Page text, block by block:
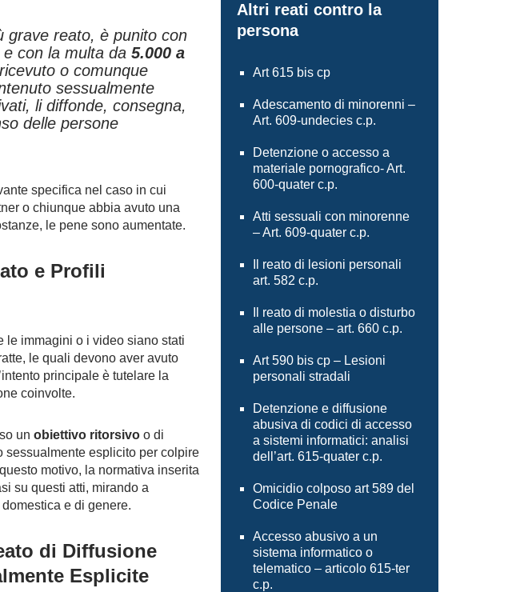
grave reato, è punito con
con la multa da 5.000 a
o comunque
sessualmente
li diffonde, consegna,
delle persone
specifica nel caso in cui
o chiunque abbia avuto una
le pene sono aumentate.
e Profili
le immagini o i video siano stati
le quali devono aver avuto
principale è tutelare la
coinvolte.
un obiettivo ritorsivoo di
sessualmente esplicito per colpire
motivo, la normativa inserita
su questi atti, mirando a
e di genere.
di Diffusione
Esplicite
Altri reati contro la
persona
Art 615 bis cp
Adescamento di minorenni –
Art. 609-undecies c.p.
Detenzione o accesso a
materiale pornografico- Art.
600-quater c.p.
Atti sessuali con minorenne
– Art. 609-quater c.p.
Il reato di lesioni personali
art. 582 c.p.
Il reato di molestia o disturbo
alle persone – art. 660 c.p.
Art 590 bis cp – Lesioni
personali stradali
Detenzione e diffusione
abusiva di codici di accesso
a sistemi informatici: analisi
dell’art. 615-quater c.p.
Omicidio colposo art 589 del
Codice Penale
Accesso abusivo a un
sistema informatico o
telematico – articolo 615-ter
c.p.